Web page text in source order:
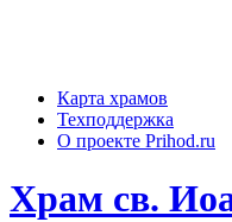
Карта храмов
Техподдержка
О проекте Prihod.ru
Храм св.